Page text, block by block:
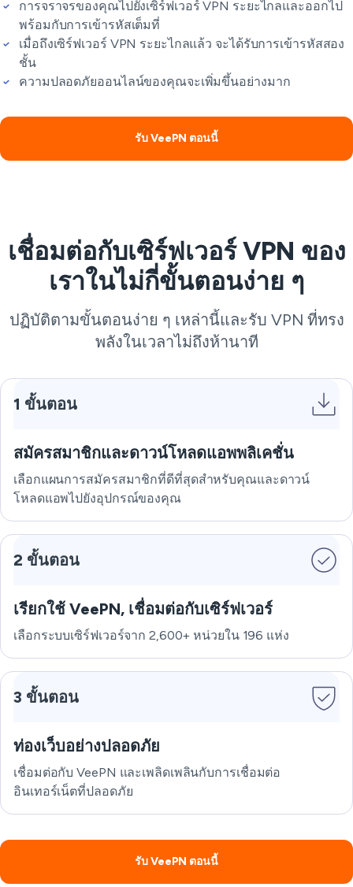
การจราจรของคุณไปยังเซิร์ฟเวอร์ VPN ระยะไกลและออกไป
พร้อมกับการเข้ารหัสเต็มที่
เมื่อถึงเซิร์ฟเวอร์ VPN ระยะไกลแล้ว จะได้รับการเข้ารหัสสอง
ชั้น
ความปลอดภัยออนไลน์ของคุณจะเพิ่มขึ้นอย่างมาก
รับ VeePN ตอนนี้
เชื่อมต่อกับเซิร์ฟเวอร์ VPN ของ
เราในไม่กี่ขั้นตอนง่าย ๆ
ปฏิบัติตามขั้นตอนง่าย ๆ เหล่านี้และรับ VPN ที่ทรง
พลังในเวลาไม่ถึงห้านาที
1 ขั้นตอน
สมัครสมาชิกและดาวน์โหลดแอพพลิเคชั่น
เลือกแผนการสมัครสมาชิกที่ดีที่สุดสำหรับคุณและดาวน์
โหลดแอพไปยังอุปกรณ์ของคุณ
2 ขั้นตอน
เรียกใช้ VeePN, เชื่อมต่อกับเซิร์ฟเวอร์
เลือกระบบเซิร์ฟเวอร์จาก 2,600+ หน่วยใน 196 แห่ง
3 ขั้นตอน
ท่องเว็บอย่างปลอดภัย
เชื่อมต่อกับ VeePN และเพลิดเพลินกับการเชื่อมต่อ
อินเทอร์เน็ตที่ปลอดภัย
รับ VeePN ตอนนี้